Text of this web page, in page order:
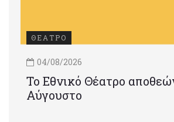
ΘΕΑΤΡΟ
04/08/2026
Το Εθνικό Θέατρο
Αύγουστο